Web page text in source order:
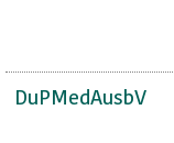
DuPMedAusbV